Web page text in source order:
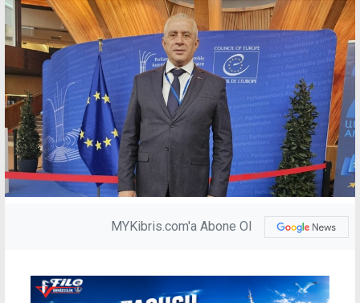
MYKibris.com'a Abone Ol